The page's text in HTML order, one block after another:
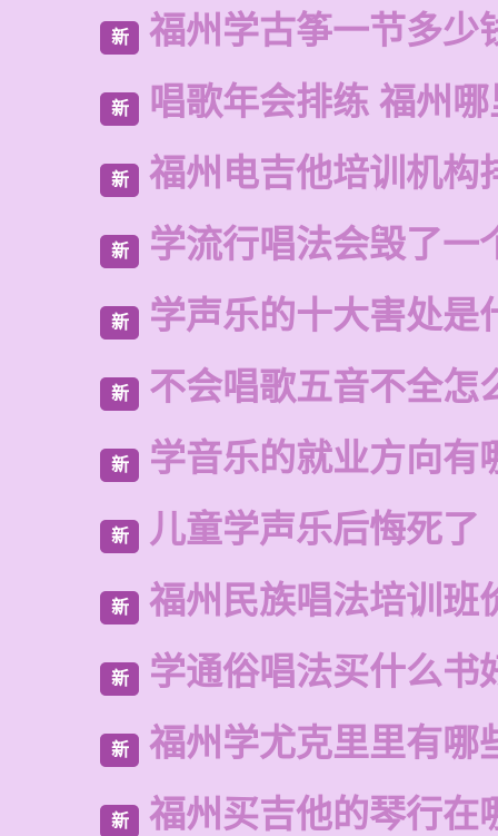
新 福州学古筝一节多少
新 唱歌年会排练 福州
新 福州电吉他培训机构
新 学流行唱法会毁了一
新 学声乐的十大害处是
新 不会唱歌五音不全怎
新 学音乐的就业方向有
新 儿童学声乐后悔死了
新 福州民族唱法培训班
新 学通俗唱法买什么书
新 福州学尤克里里有哪
新 福州买吉他的琴行在